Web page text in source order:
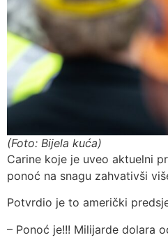
(Foto: Bijela kuća)
Carine koje je uveo aktuelni
ponoć na snagu zahvativši
Potvrdio je to američki
– Ponoć je!!! Milijarde dolara